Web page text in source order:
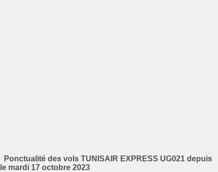
Ponctualité des vols TUNISAIR EXPRESS UG021 depuis
le mardi 17 octobre 2023